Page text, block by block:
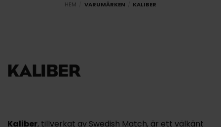
HEM VARUMÄRKEN KALIBER
Kaliber, tillverkat av Swedish Match, är ett välkänt